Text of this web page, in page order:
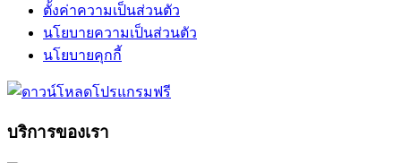
ตั้งค่าความเป็นส่วนตัว
นโยบายความเป็นส่วนตัว
นโยบายคุกกี้
บริการของเรา